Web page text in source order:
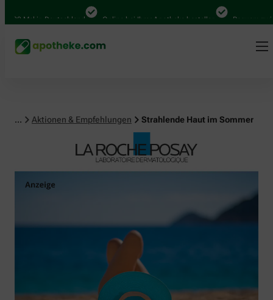
in Deutschland Online bei Ihrer Apotheke bestellen Bequem
... Aktionen & Empfehlungen Strahlende Haut im Sommer